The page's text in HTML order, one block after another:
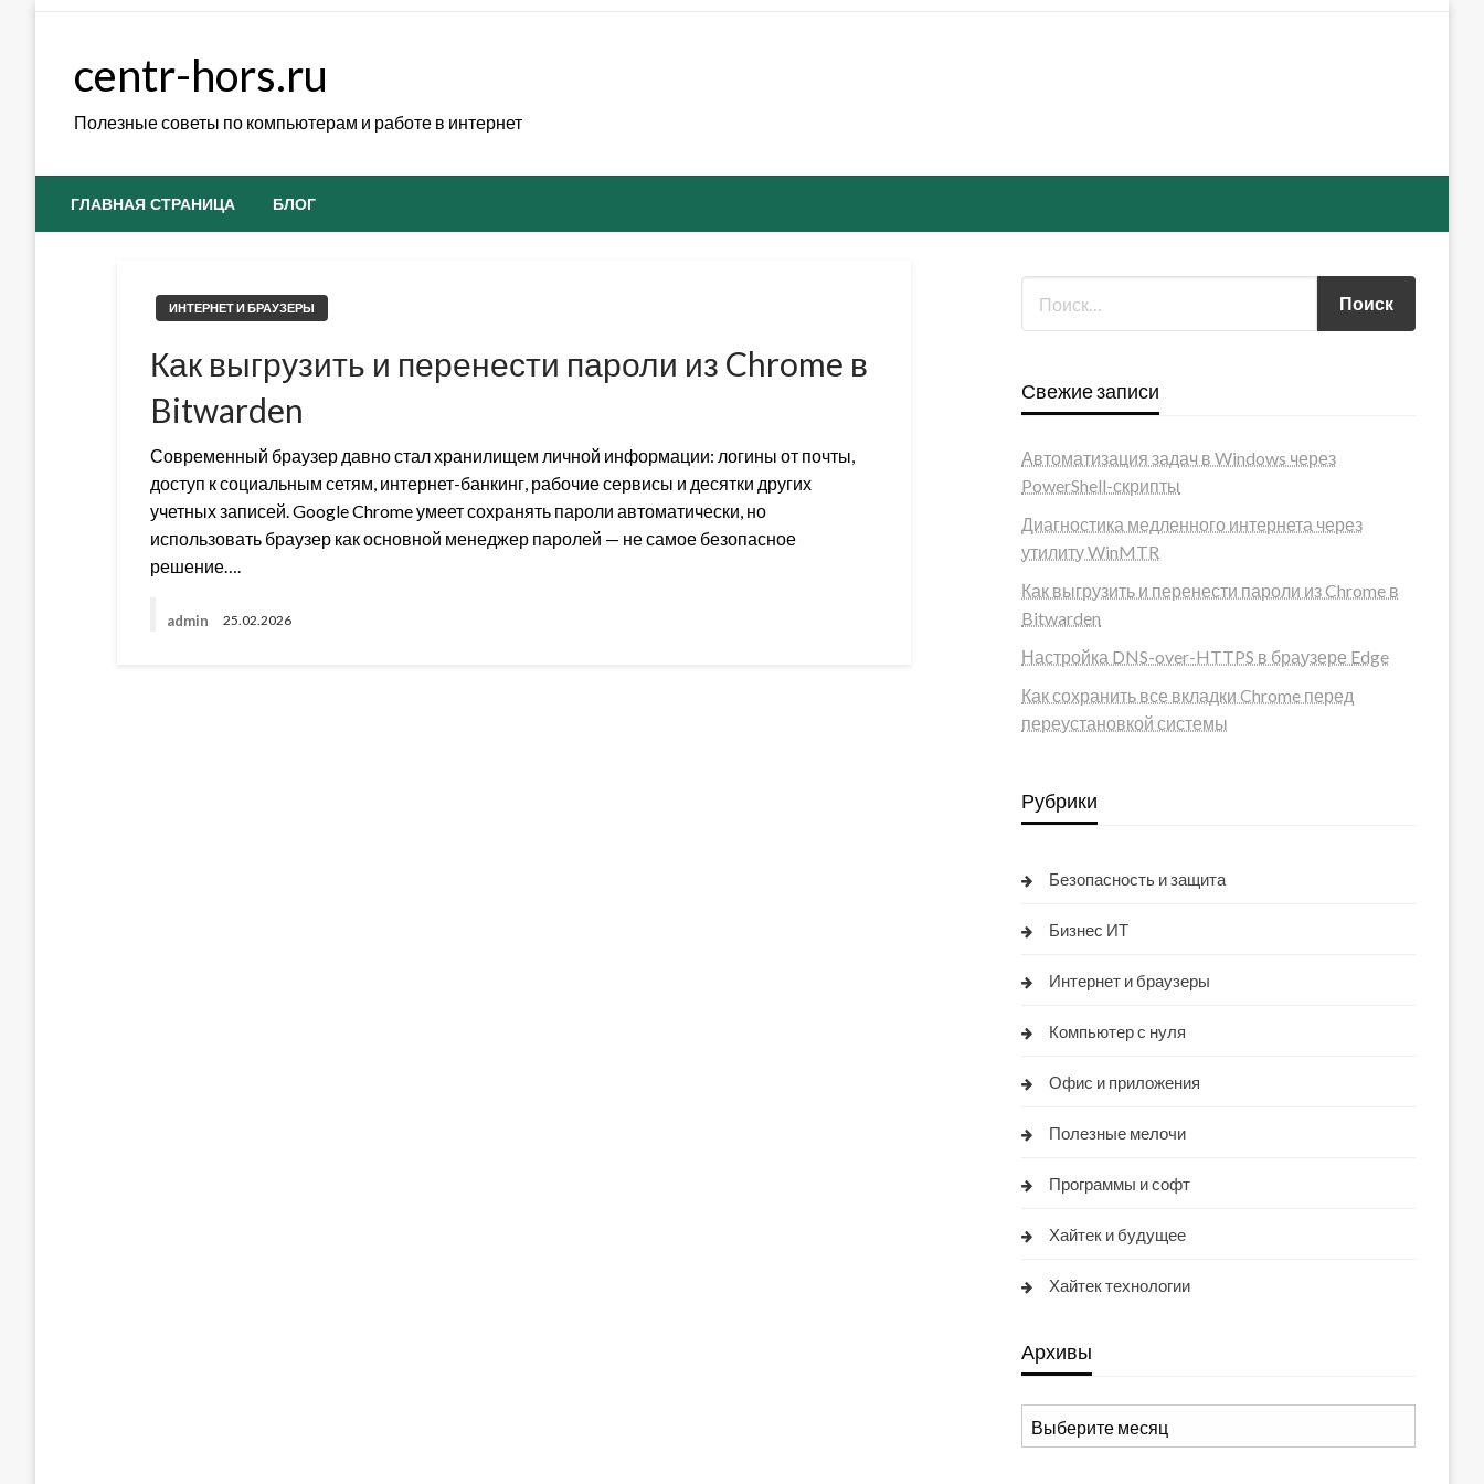
centr-hors.ru
Полезные советы по компьютерам и работе в интернет
ГЛАВНАЯ СТРАНИЦА БЛОГ
ИНТЕРНЕТ И БРАУЗЕРЫ
Как выгрузить и перенести пароли из Chrome в
Bitwarden
Современный браузер давно стал хранилищем личной информации: логины от почты,
доступ к социальным сетям, интернет-банкинг, рабочие сервисы и десятки других
учетных записей. Google Chrome умеет сохранять пароли автоматически, но
использовать браузер как основной менеджер паролей — не самое безопасное
решение….
admin 25.02.2026
Свежие записи
Автоматизация задач в Windows через
PowerShell-скрипты
Диагностика медленного интернета через
утилиту WinMTR
Как выгрузить и перенести пароли из Chrome в
Bitwarden
Настройка DNS-over-HTTPS в браузере Edge
Как сохранить все вкладки Chrome перед
переустановкой системы
Рубрики
Безопасность и защита
Бизнес ИТ
Интернет и браузеры
Компьютер с нуля
Офис и приложения
Полезные мелочи
Программы и софт
Хайтек и будущее
Хайтек технологии
Архивы
Архивы